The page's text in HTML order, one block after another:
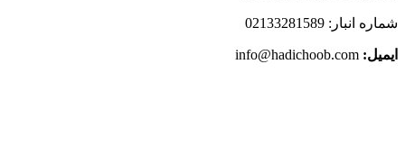
شماره انبار: 02133281589
ایمیل: